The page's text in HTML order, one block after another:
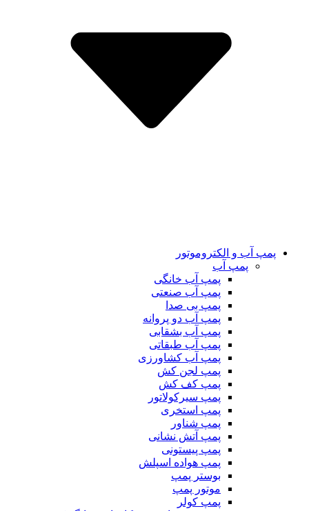
پمپ آب و الکتروموتور
پمپ آب
پمپ آب خانگی
پمپ آب صنعتی
پمپ بی صدا
پمپ آب دو پروانه
پمپ آب بشقابی
پمپ آب طبقاتی
پمپ آب کشاورزی
پمپ لجن کش
پمپ کف کش
پمپ سیرکولاتور
پمپ استخری
پمپ شناور
پمپ آتش نشانی
پمپ پیستونی
پمپ هواده اسپلش
بوستر پمپ
موتور پمپ
پمپ کولر